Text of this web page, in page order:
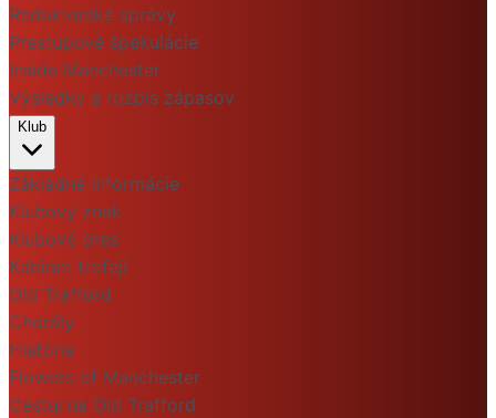
Redaktorské správy
Prestupové špekulácie
Inside Manchester
Výsledky a rozpis zápasov
Klub
Základné informácie
Klubový znak
Klubový dres
Kabinet trofejí
Old Trafford
Chorály
História
Flowers of Manchester
Cestuj na Old Trafford